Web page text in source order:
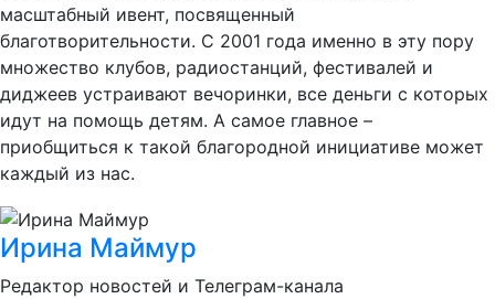
масштабный ивент, посвященный
благотворительности. С 2001 года именно в эту пору
множество клубов, радиостанций, фестивалей и
диджеев устраивают вечоринки, все деньги с которых
идут на помощь детям. А самое главное –
приобщиться к такой благородной инициативе может
каждый из нас.
Ирина Маймур
Редактор новостей и Телеграм-канала